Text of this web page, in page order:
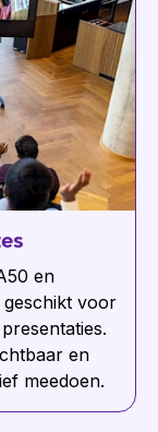
en
voor
en
meedoen.